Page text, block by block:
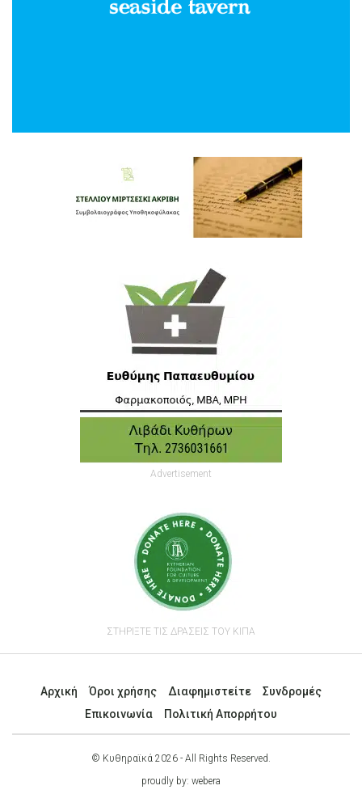
Advertisement
ΣΤΗΡΙΞΤΕ ΤΙΣ ΔΡΑΣΕΙΣ ΤΟΥ ΚΙΠΑ
Αρχική Όροι χρήσης Διαφημιστείτε
Συνδρομές
Επικοινωνία
Πολιτική Απορρήτου
© Κυθηραϊκά 2026 - All Rights Reserved.
proudly by: webera